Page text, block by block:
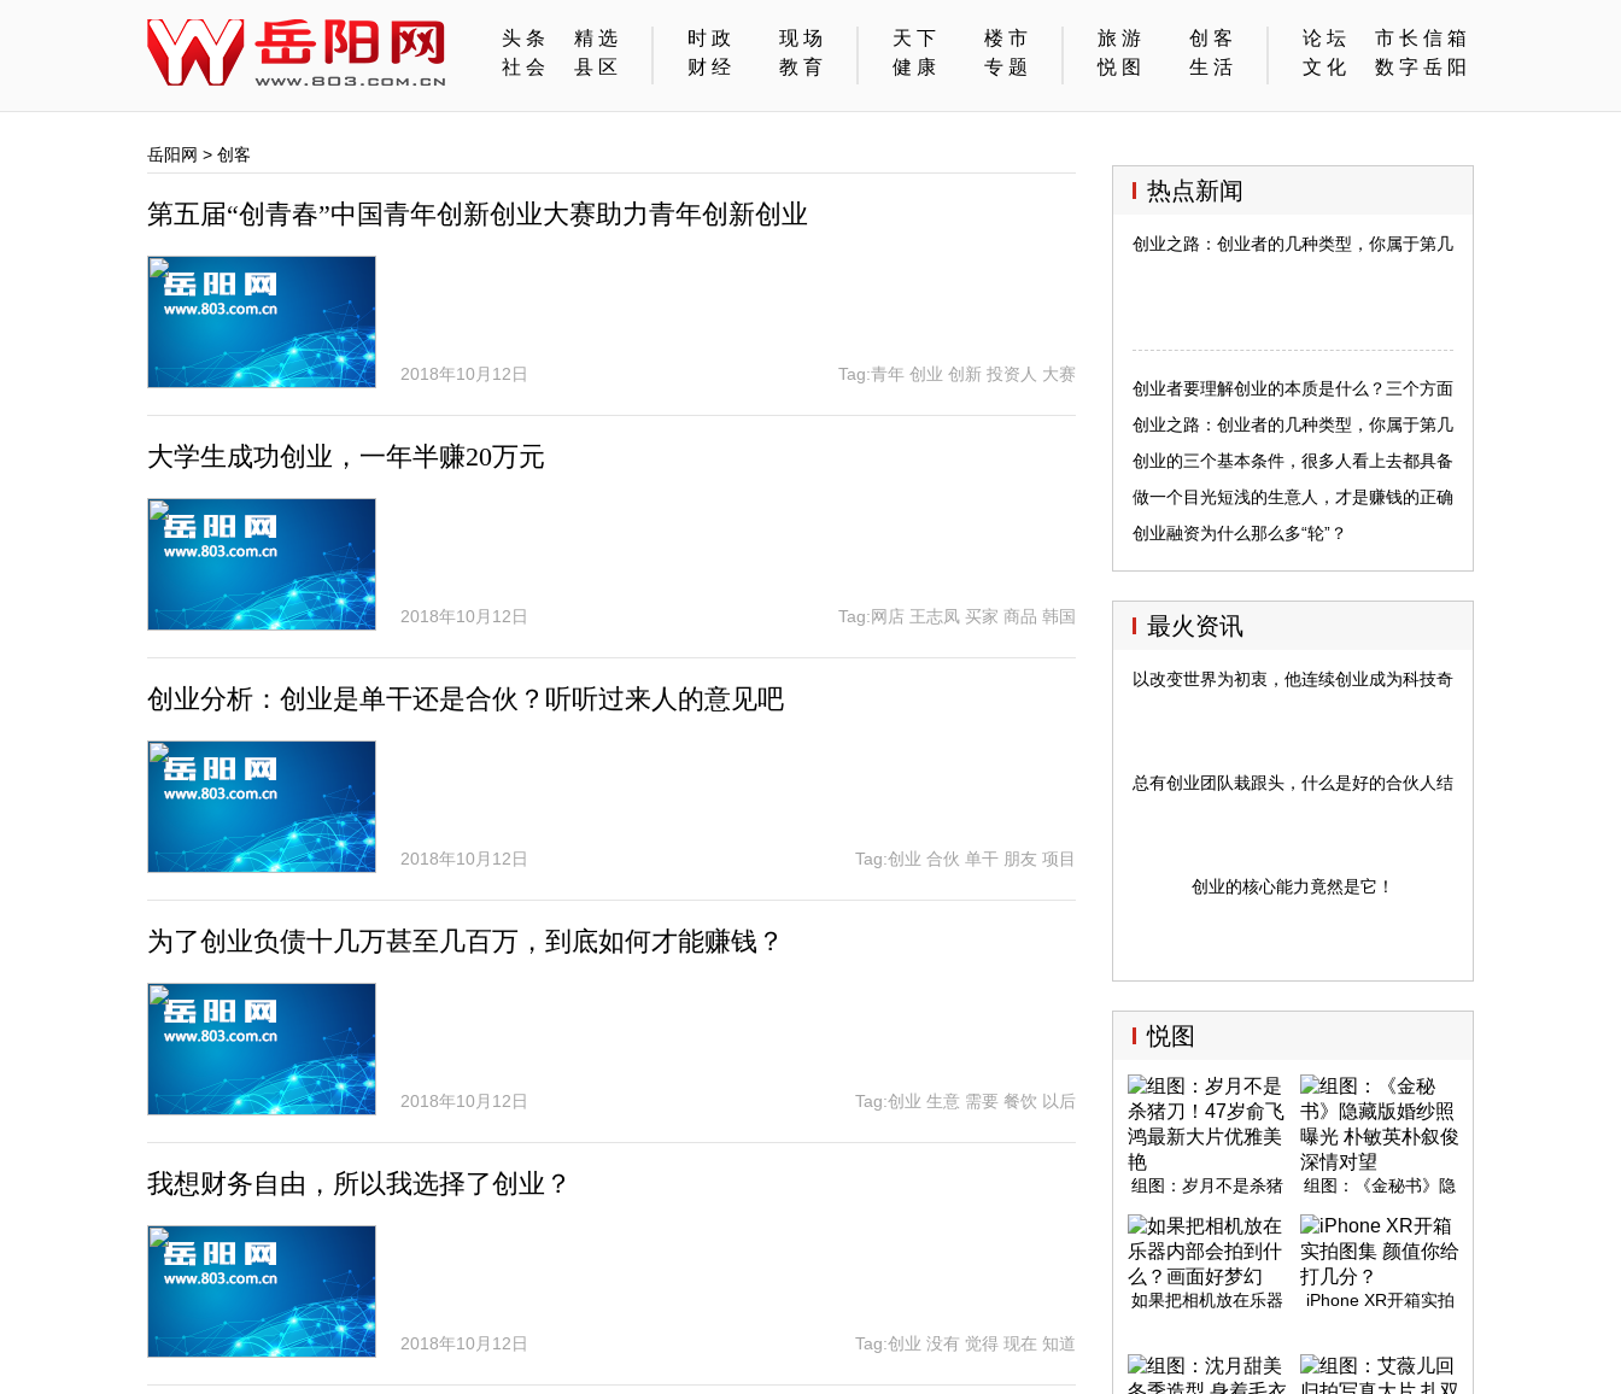
头条
精选
社会
县区
时政
现场
财经
教育
天下
楼市
健康
专题
旅游
创客
悦图
生活
论坛
市长信箱
文化
数字岳阳
岳阳网 > 创客
第五届“创青春”中国青年创新创业大赛助力青年创新创业
2018年10月12日 Tag:青年 创业 创新 投资人 大赛
大学生成功创业，一年半赚20万元
2018年10月12日 Tag:网店 王志凤 买家 商品 韩国
创业分析：创业是单干还是合伙？听听过来人的意见吧
2018年10月12日 Tag:创业 合伙 单干 朋友 项目
为了创业负债十几万甚至几百万，到底如何才能赚钱？
2018年10月12日 Tag:创业 生意 需要 餐饮 以后
我想财务自由，所以我选择了创业？
2018年10月12日 Tag:创业 没有 觉得 现在 知道
热点新闻
创业之路：创业者的几种类型，你属于第几种？
创业者要理解创业的本质是什么？三个方面
创业之路：创业者的几种类型，你属于第几
种？
创业的三个基本条件，很多人看上去都具备
了，实则不然
做一个目光短浅的生意人，才是赚钱的正确
人生
创业融资为什么那么多“轮”？
最火资讯
以改变世界为初衷，他连续创业成为科技奇才
总有创业团队栽跟头，什么是好的合伙人结构？
创业的核心能力竟然是它！
悦图
组图：岁月不是杀猪
大片优雅美艳
组图：《金秘书》隐
英朴叙俊深情对望
如果把相机放在乐器
iPhone XR开箱实拍